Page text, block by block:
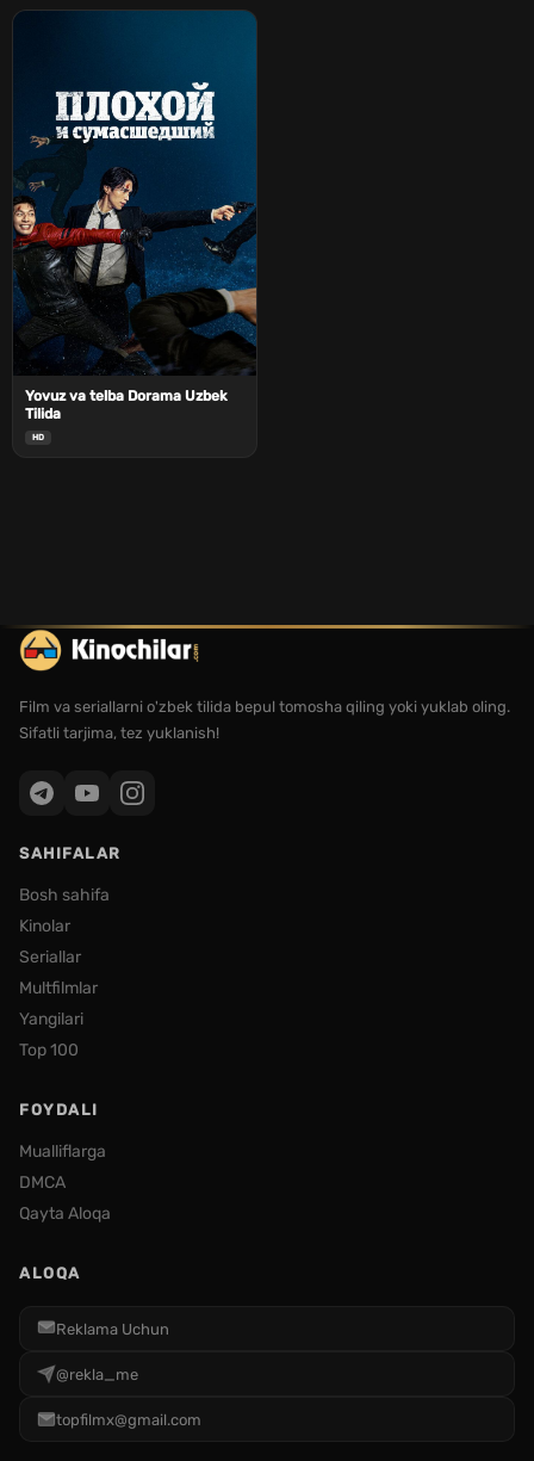
Yovuz va telba Dorama Uzbek
Tilida
HD
Film va seriallarni o'zbek tilida bepul tomosha qiling yoki yuklab oling.
Sifatli tarjima, tez yuklanish!
SAHIFALAR
Bosh sahifa
Kinolar
Seriallar
Multfilmlar
Yangilari
Top 100
FOYDALI
Mualliflarga
DMCA
Qayta Aloqa
ALOQA
Reklama Uchun
@rekla_me
topfilmx@gmail.com